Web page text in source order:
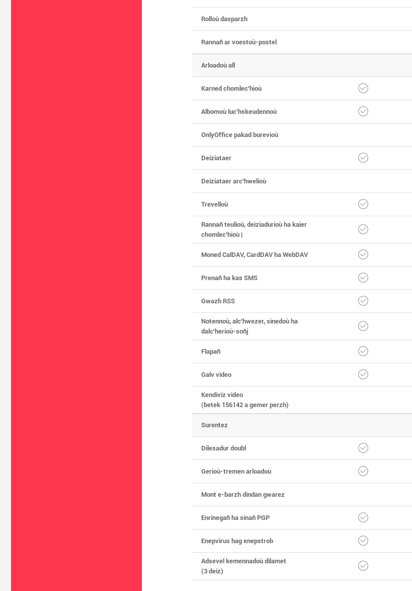
Rolloù dasparzh
Rannañ ar voestoù-postel
Arloadoù all
Karned chomlec'hioù
Albomoù luc'hskeudennoù
OnlyOffice pakad burevioù
Deiziataer
Deiziataer arc'hwelioù
Trevelloù
Rannañ teulioù, deiziadurioù ha kaier
chomlec'hioù |
Moned CalDAV, CardDAV ha WebDAV
Prenañ ha kas SMS
Gwazh RSS
Notennoù, alc'hwezer, sinedoù ha
dalc'herioù-soñj
Flapañ
Galv video
Kendiviz video
(betek 156142 a gemer perzh)
Surentez
Dilesadur doubl
Gerioù-tremen arloadoù
Mont e-barzh dindan gwarez
Enrinegañ ha sinañ PGP
Enepvirus hag enepstrob
Adsevel kemennadoù dilamet
(3 deiz)